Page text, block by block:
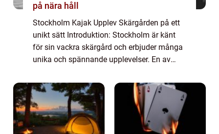
på nära håll
Stockholm Kajak Upplev Skärgården på ett
unikt sätt Introduktion: Stockholm är känt
för sin vackra skärgård och erbjuder många
unika och spännande upplevelser. En av
besökare möjligheten att utforska stadens
omgivnin...